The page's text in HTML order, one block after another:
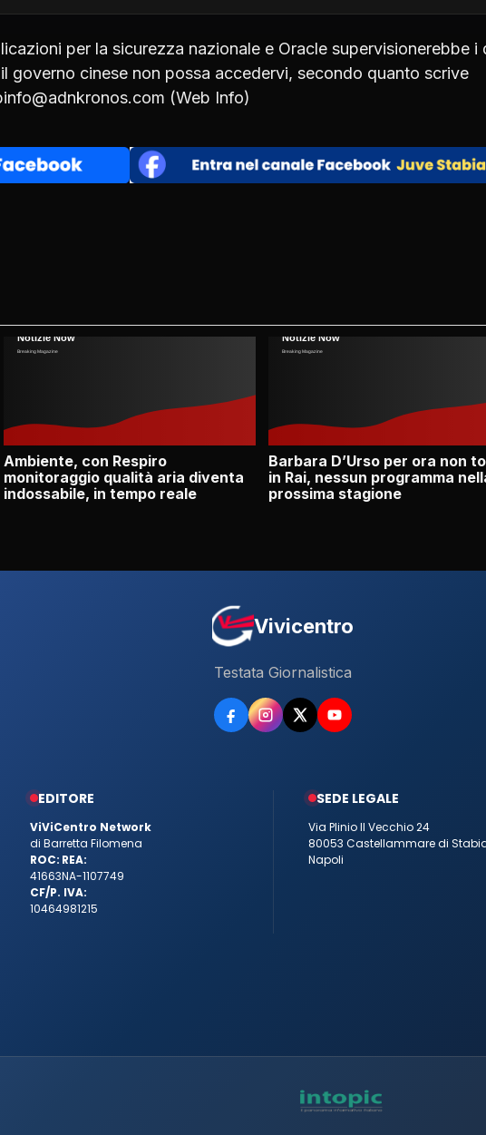
per la sicurezza nazionale e Oracle supervisionerebbe i
governo cinese non possa accedervi, secondo quanto scrive
(Web Info)
Ambiente, con Respiro
monitoraggio qualità aria diventa
indossabile, in tempo reale
Barbara D’Urso per ora non
in Rai, nessun programma
prossima stagione
Vivicentro
Testata Giornalistica
EDITORE
ViViCentro Network
di Barretta Filomena
ROC:
41663
REA:
NA-1107749
CF/P. IVA:
10464981215
SEDE LEGALE
Via Plinio Il Vecchio 24
80053 Castellammare di
Napoli